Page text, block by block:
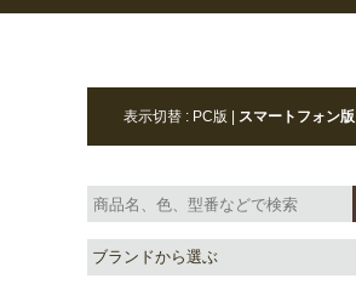
表示切替 : PC版 | スマートフォン版